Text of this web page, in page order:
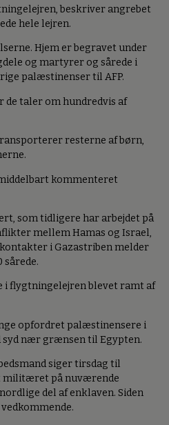
beskriver angrebet
hele lejren.
Hjem er begravet under
og martyrer og sårede i
palæstinenser til AFP.
de taler om hundredvis af
resterne af børn,
kommenteret
som tidligere har arbejdet på
mellem Hamas og Israel,
i Gazastriben melder
sårede.
i flygtningelejren blevet ramt af
opfordret palæstinensere i
syd nær grænsen til Egypten.
siger tirsdag til
militæret på nuværende
del af enklaven. Siden